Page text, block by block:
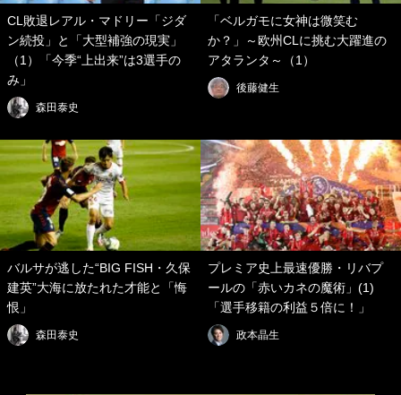
CL敗退レアル・マドリー「ジダ
ン続投」と「大型補強の現実」
（1）「今季“上出来”は3選手の
み」
森田泰史
「ベルガモに女神は微笑む
か？」～欧州CLに挑む大躍進の
アタランタ～（1）
後藤健生
バルサが逃した“BIG FISH・久保
建英”大海に放たれた才能と「悔
恨」
森田泰史
プレミア史上最速優勝・リバプ
ールの「赤いカネの魔術」(1)
「選手移籍の利益５倍に！」
政本晶生